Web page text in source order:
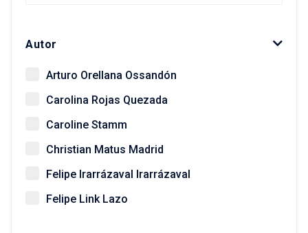
Autor
Arturo Orellana Ossandón
Carolina Rojas Quezada
Caroline Stamm
Christian Matus Madrid
Felipe Irarrázaval Irarrázaval
Felipe Link Lazo